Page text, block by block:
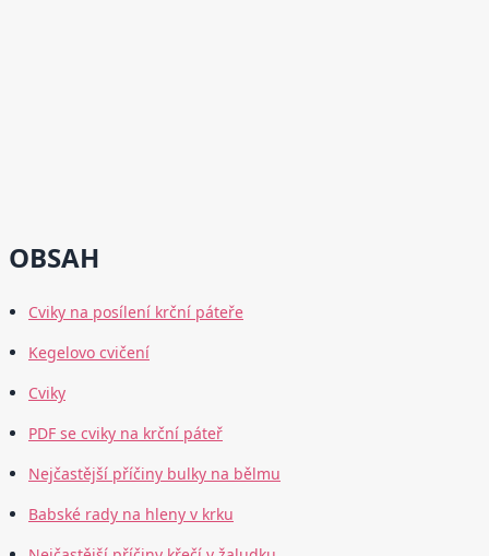
OBSAH
Cviky na posílení krční páteře
Kegelovo cvičení
Cviky
PDF se cviky na krční páteř
Nejčastější příčiny bulky na bělmu
Babské rady na hleny v krku